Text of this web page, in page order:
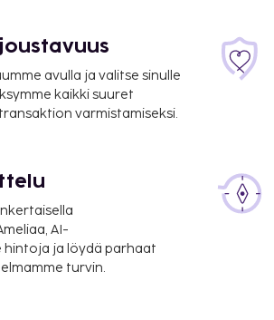
km / 0,7 mi
lentokenttä) -
avulla ja valitse sinulle
kaikki suuret
varmistamiseksi.
AI-
ja löydä parhaat
turvin.